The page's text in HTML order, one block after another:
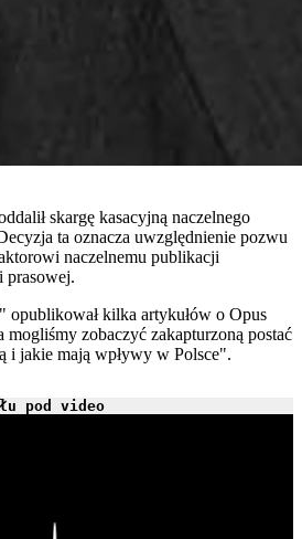
skargę kasacyjną naczelnego
ta oznacza uwzględnienie pozwu
naczelnemu publikacji
prasowej.
kilka artykułów o Opus
mogliśmy zobaczyć zakapturzoną postać
i jakie mają wpływy w Polsce".
pod video